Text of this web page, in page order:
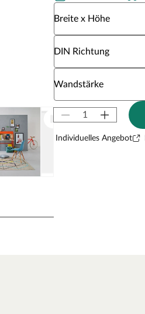
Breite x Höhe
DIN Richtung
Wandstärke
Individuelles Angebot